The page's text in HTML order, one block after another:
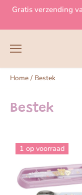
Meteen
de
Gratis verzending
Home / Bestek
Bestek
1 op voorraad